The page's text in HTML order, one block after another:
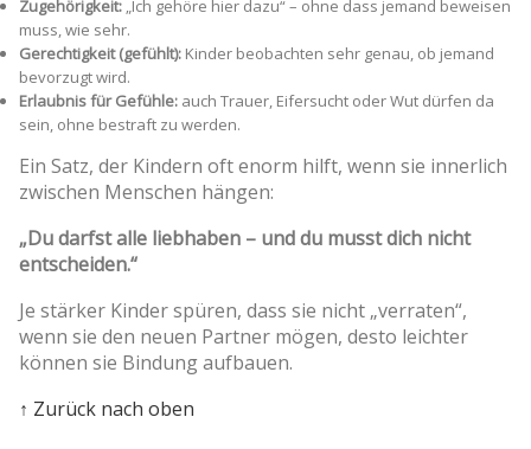
Zugehörigkeit: „Ich gehöre hier dazu“ – ohne dass jemand beweisen
muss, wie sehr.
Gerechtigkeit (gefühlt): Kinder beobachten sehr genau, ob jemand
bevorzugt wird.
Erlaubnis für Gefühle: auch Trauer, Eifersucht oder Wut dürfen da
sein, ohne bestraft zu werden.
Ein Satz, der Kindern oft enorm hilft, wenn sie innerlich
zwischen Menschen hängen:
„Du darfst alle liebhaben – und du musst dich nicht
entscheiden.“
Je stärker Kinder spüren, dass sie nicht „verraten“,
wenn sie den neuen Partner mögen, desto leichter
können sie Bindung aufbauen.
↑ Zurück nach oben